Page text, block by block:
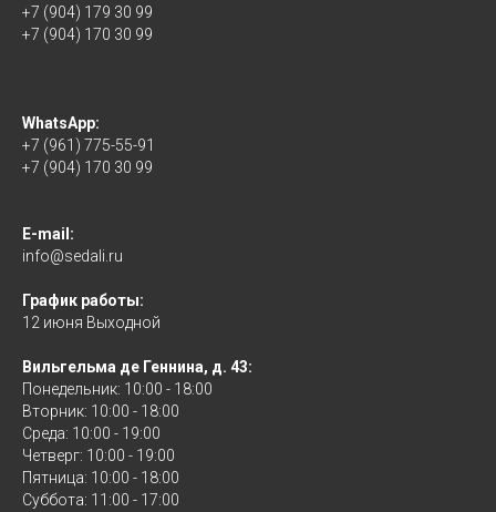
+7 (904) 179 30 99
+7 (904) 170 30 99
WhatsApp:
+7 (961) 775-55-91
+7 (904) 170 30 99
E-mail:
info@sedali.ru
График работы:
12 июня Выходной
Вильгельма де Геннина, д. 43:
Понедельник: 10:00 - 18:00
Вторник: 10:00 - 18:00
Среда: 10:00 - 19:00
Четверг: 10:00 - 19:00
Пятница: 10:00 - 18:00
Суббота: 11:00 - 17:00